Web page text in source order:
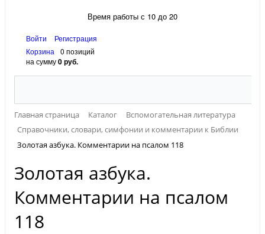
Время работы с 10 до 20
Войти
Регистрация
Корзина
0 позиций
на сумму0 руб.
Главная страница Каталог
Вспомогательная литература
Справочники, словари, симфонии и комментарии к Библии
Золотая азбука. Комментарии на псалом 118
Золотая азбука.
Комментарии на псалом
118